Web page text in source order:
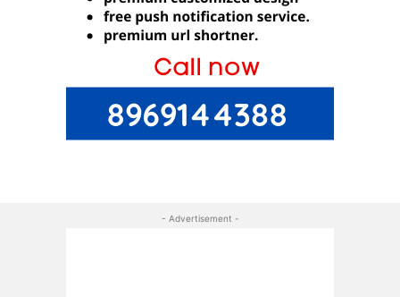
- Advertisement -